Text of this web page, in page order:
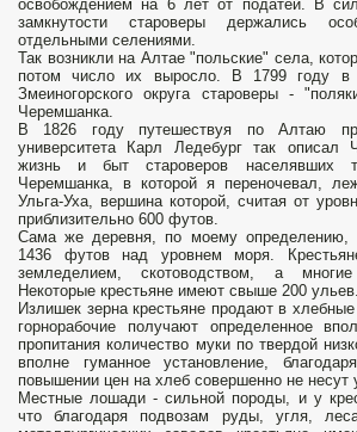
освобождением на 6 лет от податей. В
замкнутости староверы держались
отдельными селениями.
Так возникли на Алтае "польские" села,
потом число их выросло. В 1799 году в
Змеиногорского округа староверы -
Черемшанка.
В 1826 году путешествуя по Алтаю
университета Карл Ледебург так описал
жизнь и быт староверов населявших
Черемшанка, в которой я переночевал,
Ульга-Уха, вершина которой, считая от
приблизительно 600 футов.
Сама же деревня, по моему определению,
1436 футов над уровнем моря.
земледелием, скотоводством, а
Некоторые крестьяне имеют свыше 200 ульев.
Излишек зерна крестьяне продают в
горнорабочие получают определенное
пропитания количество муки по твердой
вполне гуманное установление,
повышении цен на хлеб совершенно не несут
Местные лошади - сильной породы, и у
что благодаря подвозам руды, угля,